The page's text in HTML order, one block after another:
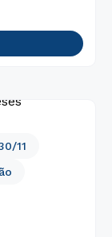
11
física